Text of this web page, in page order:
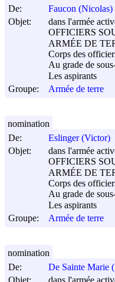
De:
Faucon (Nicolas)
Objet:
dans l'armée
OFFICIERS
ARMÉE DE
Corps des
Au grade de
Les aspirants
Groupe:
Armée de terre
De:
Eslinger (Victor)
Objet:
dans l'armée
OFFICIERS
ARMÉE DE
Corps des
Au grade de
Les aspirants
Groupe:
Armée de terre
nomination
De:
De Sainte Marie
Objet:
nomination